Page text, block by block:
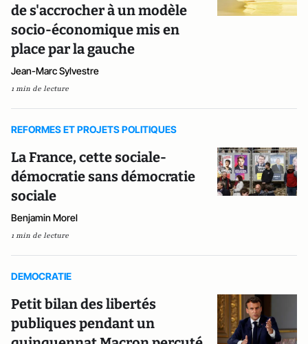
de s'accrocher à un modèle
socio-économique mis en
place par la gauche
Jean-Marc Sylvestre
1 min de lecture
REFORMES ET PROJETS POLITIQUES
La France, cette sociale-
démocratie sans démocratie
sociale
Benjamin Morel
1 min de lecture
DEMOCRATIE
Petit bilan des libertés
publiques pendant un